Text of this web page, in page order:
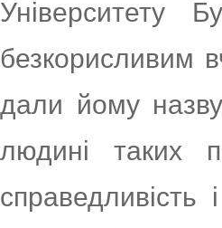
Університету
безкорисливим
дали йому
людині таких